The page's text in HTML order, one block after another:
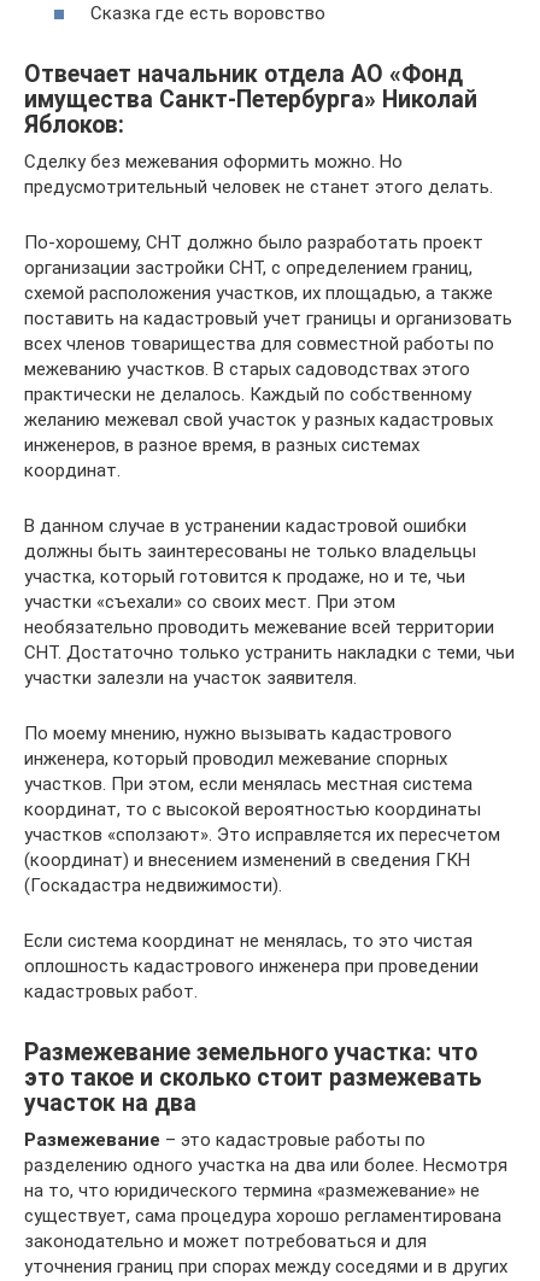
Сказка где есть воровство
Отвечает начальник отдела АО «Фонд
имущества Санкт-Петербурга» Николай
Яблоков:
Сделку без межевания оформить можно. Но
предусмотрительный человек не станет этого делать.
По-хорошему, СНТ должно было разработать проект
организации застройки СНТ, с определением границ,
схемой расположения участков, их площадью, а также
поставить на кадастровый учет границы и организовать
всех членов товарищества для совместной работы по
межеванию участков. В старых садоводствах этого
практически не делалось. Каждый по собственному
желанию межевал свой участок у разных кадастровых
инженеров, в разное время, в разных системах
координат.
В данном случае в устранении кадастровой ошибки
должны быть заинтересованы не только владельцы
участка, который готовится к продаже, но и те, чьи
участки «съехали» со своих мест. При этом
необязательно проводить межевание всей территории
СНТ. Достаточно только устранить накладки с теми, чьи
участки залезли на участок заявителя.
По моему мнению, нужно вызывать кадастрового
инженера, который проводил межевание спорных
участков. При этом, если менялась местная система
координат, то с высокой вероятностью координаты
участков «сползают». Это исправляется их пересчетом
(координат) и внесением изменений в сведения ГКН
(Госкадастра недвижимости).
Если система координат не менялась, то это чистая
оплошность кадастрового инженера при проведении
кадастровых работ.
Размежевание земельного участка: что
это такое и сколько стоит размежевать
участок на два
Размежевание – это кадастровые работы по
разделению одного участка на два или более. Несмотря
на то, что юридического термина «размежевание» не
существует, сама процедура хорошо регламентирована
законодательно и может потребоваться и для
уточнения границ при спорах между соседями и в других